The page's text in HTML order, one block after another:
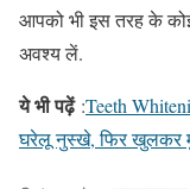
आपको भी इस तरह के
अवश्य लें.
ये भी पढ़ें :Teeth
घरेलू नुस्खे, फिर खुलकर